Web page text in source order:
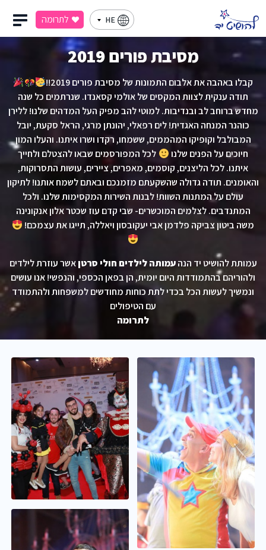
HE לתרומה
מסיבת פורים 2019
קבלו באהבה את אלבום התמונות של מסיבת פורים 2019!!
תודה ענקית לצוות המקסים של אולמי קסאנדו. שנרתמים כל שנה
מחדש ברוחב לב ובנדיבות. למוטי להב מפיק העל המדהים שלנו! ללירן
כוהנר המנחה האגדית! לים רפאלי, יהונתן מרגי, הראל סקעת, יובל
המבולבל וקופיקו המהממים, ששמחו, רקדו ושרו איתנו. והעלו המון
חיוכים על הפנים שלנו
לכל המפורסמים שבאו להצטלם ולחייך
איתנו. לכל הליצנים, קוסמים, מאפרים, ציירים, עושות התסרוקות,
והאומנים. תודה גדולה שהשקעתם מזמנכם ובאתם לשמח אותנו! לתיקון
עולם על המתנות השוות! לבנות השירות המקסימות שלנו. ולכל
המתנדבים. לצלמים המוכשרים- שבי קדם עוז שכטר אלון אנקונינה
משה ביטון צביקה פלדמן אבי יעקובסון ויאללה, תייגו את עצמכם!
עמותת להושיט יד הנהעמותה לילדים חולי סרטןאשר עוזרת לילדים
ולהוריהם בהתמודדות היום יומית, הן בפאן הכספי, והנפשי! אנו עושים
ונמשיך לעשות הכל בכדי לתת כוחות מחודשים למשפחות ולהתמודד
עם הטיפולים
לתרומה